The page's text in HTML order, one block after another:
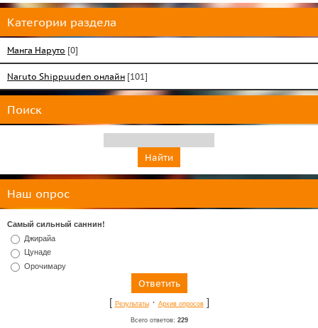
Категории раздела
Манга Наруто [0]
Naruto Shippuuden онлайн [101]
Поиск
Наш опрос
Самый сильный саннин!
Джирайа
Цунаде
Орочимару
[ Результаты· Архив опросов]
Всего ответов: 229